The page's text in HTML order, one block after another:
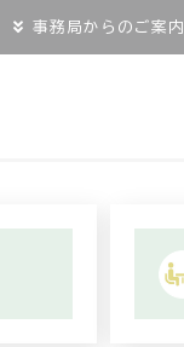
事務局からのご案内